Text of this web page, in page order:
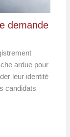
demande
ardue pour
leur identité
candidats